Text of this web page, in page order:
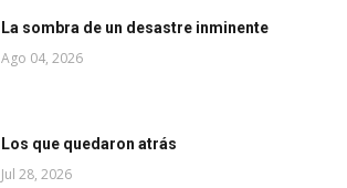
La sombra de un desastre inminente
Ago 04, 2026
Los que quedaron atrás
Jul 28, 2026